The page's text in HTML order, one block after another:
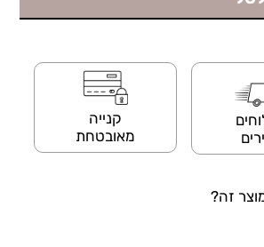
קנייה
מאובטחת
זה?